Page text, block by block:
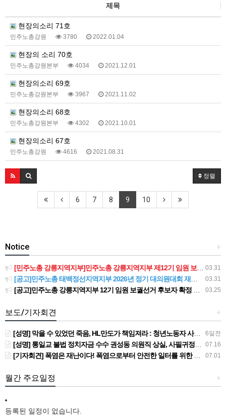
제목
현장의소리 71호
민주노총강원 3780 2022.01.04
현장의 소리 70호
민주노총강원본부 4034 2021.12.01
현장의소리 69호
민주노총강원본부 3967 2021.11.02
현장의소리 68호
민주노총강원본부 4302 2021.10.01
현장의소리 67호
민주노총강원 4616 2021.08.31
정렬
6 7 8 9 10
+
Notice
03.31
[민주노총 강릉지역지부]민주노총 강릉지역지부 제12기 임원 보궐선거결과 공고
03.31
[공고]민주노총 태백정선지역지부 2026년 정기 대의원대회 재소집 건
03.25
[공고]민주노총 강릉지역지부 12기 임원 보궐선거 후보자 확정 공고
+
보도/기자회견
6일전
[성명] 막을 수 있었던 죽음, HL만도가 책임져라 : 청년노동자 사망사고의 철저한 진상규명과 재발방지 대책 마련하라
07.16
[성명] 통일교 불법 정치자금 수수 권성동 의원직 상실, 사필귀정이다
07.01
[기자회견] 폭염은 재난이다! 폭염으로부터 안전한 일터를 위한 민주노총 강원지역본부 폭염감시단 선포 기자회견
+
월간 주요일정
등록된 일정이 없습니다.